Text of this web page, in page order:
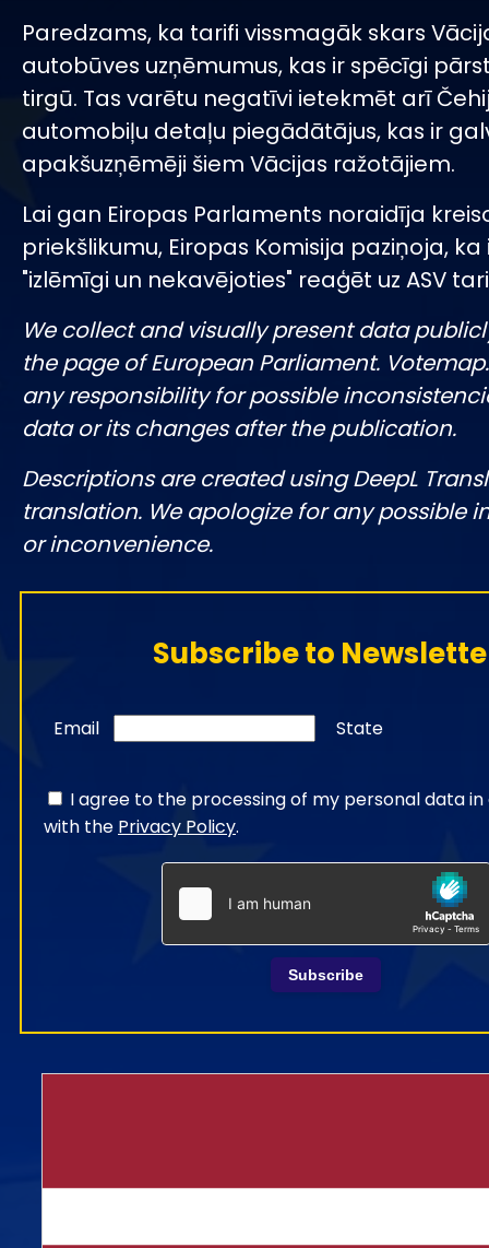
Paredzams, ka tarifi vissmagāk skars
autobūves uzņēmumus, kas ir spēcīgi
tirgū. Tas varētu negatīvi ietekmēt arī
automobiļu detaļu piegādātājus, kas ir
apakšuzņēmēji šiem Vācijas ražotājiem.
Lai gan Eiropas Parlaments noraidīja
priekšlikumu, Eiropas Komisija paziņoja,
"izlēmīgi un nekavējoties" reaģēt uz ASV
We collect and visually present data
the page of European Parliament.
any responsibility for possible
data or its changes after the publication.
Descriptions are created using DeepL
translation. We apologize for any possible
or inconvenience.
Subscribe to
Email State
I agree to the processing of my personal data
with the Privacy Policy.
Subscribe